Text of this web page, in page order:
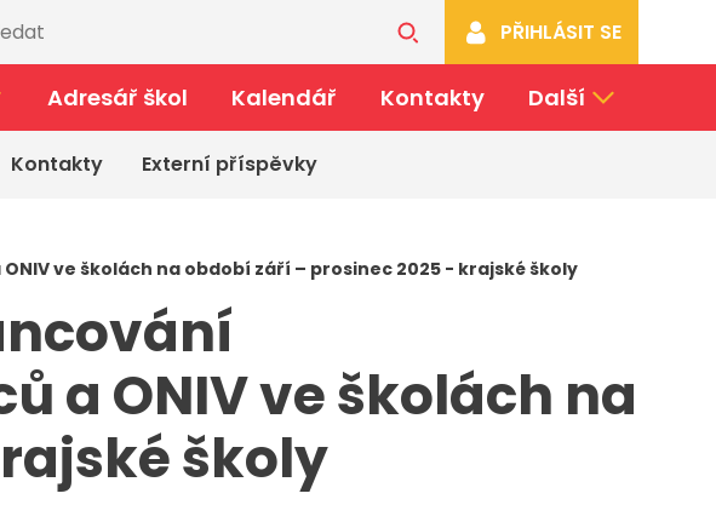
PŘIHLÁSIT SE
Adresář škol Kalendář Kontakty Další
Kontakty Externí příspěvky
ve školách na období září – prosinec 2025 - krajské školy
a ONIV ve školách na
školy